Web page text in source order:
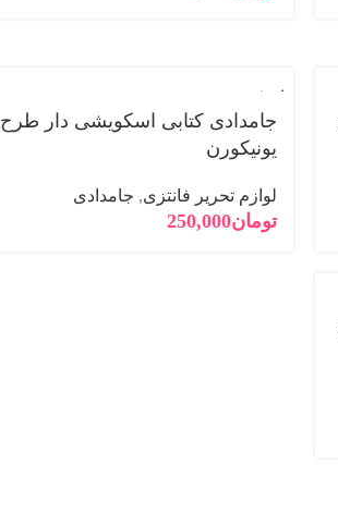
فروخته
شده
جامدادی کتابی اسکویشی دار طرح
یونیکورن
لوازم تحریر فانتزی, جامدادی
تومان250,000